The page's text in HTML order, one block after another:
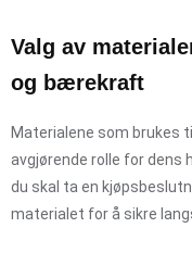
Valg av
og bærekraft
Materialene som brukes
avgjørende rolle for dens
du skal ta en
materialet for å sikre